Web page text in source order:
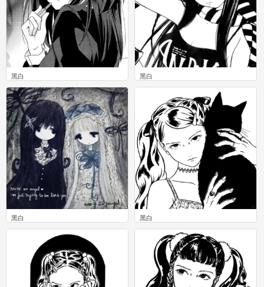
黑白
0
黑白
0
黑白
0
黑白
0